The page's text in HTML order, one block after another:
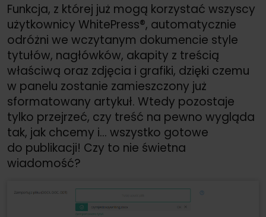
Funkcja, z której już mogą korzystać wszyscy
użytkownicy WhitePress®, automatycznie
odróżni we wczytanym dokumencie style
tytułów, nagłówków, akapity z treścią
właściwą oraz zdjęcia i grafiki, dzięki czemu
w panelu zostanie zamieszczony już
sformatowany artykuł. Wtedy pozostaje
tylko przejrzeć, czy treść na pewno wygląda
tak, jak chcemy i… wszystko gotowe
do publikacji! Czy to nie świetna
wiadomość?